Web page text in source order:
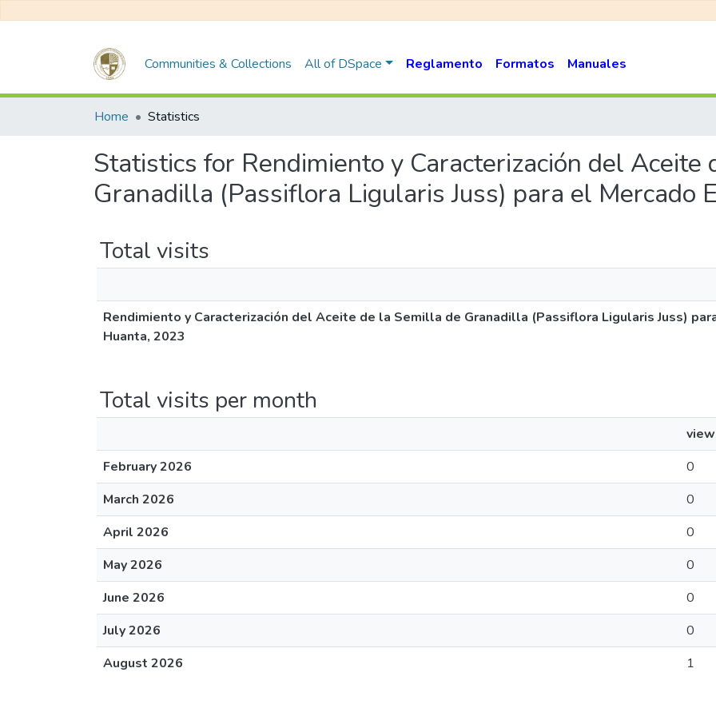
Communities & Collections All of DSpace Reglamento Formatos Manuales
Home Statistics
Statistics for Rendimiento y Caracterización del Aceite
Granadilla (Passiflora Ligularis Juss) para el Mercado
Total visits
Rendimiento y Caracterización del Aceite de la Semilla de Granadilla (Passiflora Ligularis Juss)
Huanta, 2023
Total visits per month
February 2026
0
March 2026
0
April 2026
0
May 2026
0
June 2026
0
July 2026
0
August 2026
1